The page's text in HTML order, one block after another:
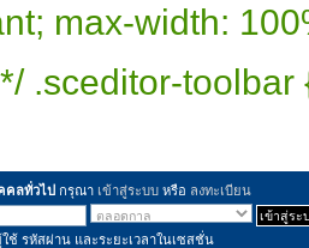
max-width:
.sceditor-
คลทั่วไป กรุณา เข้าสู่ระบบ หรือ ลงทะเบียน
ช้ รหัสผ่าน และระยะเวลาในเซสชั่น